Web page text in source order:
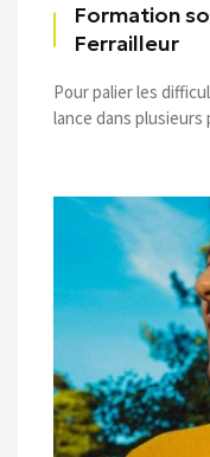
Formation
Ferrailleur
Pour palier les
lance dans plusieurs